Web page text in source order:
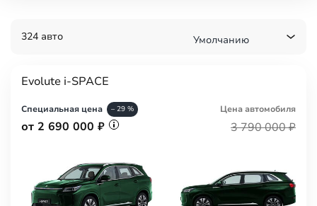
324 авто Умолчанию
Evolute i-SPACE
Специальная цена – 29 %
от 2 690 000 ₽
Цена автомобиля
3 790 000 ₽